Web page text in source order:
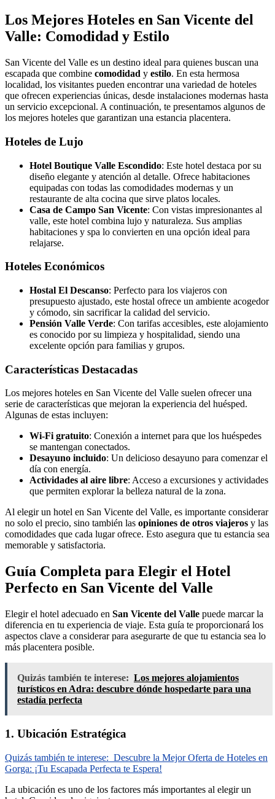
Los Mejores Hoteles en San Vicente del
Valle: Comodidad y Estilo
San Vicente del Valle es un destino ideal para quienes buscan una
escapada que combine comodidad y estilo. En esta hermosa
localidad, los visitantes pueden encontrar una variedad de hoteles
que ofrecen experiencias únicas, desde instalaciones modernas hasta
un servicio excepcional. A continuación, te presentamos algunos de
los mejores hoteles que garantizan una estancia placentera.
Hoteles de Lujo
Hotel Boutique Valle Escondido: Este hotel destaca por su
diseño elegante y atención al detalle. Ofrece habitaciones
equipadas con todas las comodidades modernas y un
restaurante de alta cocina que sirve platos locales.
Casa de Campo San Vicente: Con vistas impresionantes al
valle, este hotel combina lujo y naturaleza. Sus amplias
habitaciones y spa lo convierten en una opción ideal para
relajarse.
Hoteles Económicos
Hostal El Descanso: Perfecto para los viajeros con
presupuesto ajustado, este hostal ofrece un ambiente acogedor
y cómodo, sin sacrificar la calidad del servicio.
Pensión Valle Verde: Con tarifas accesibles, este alojamiento
es conocido por su limpieza y hospitalidad, siendo una
excelente opción para familias y grupos.
Características Destacadas
Los mejores hoteles en San Vicente del Valle suelen ofrecer una
serie de características que mejoran la experiencia del huésped.
Algunas de estas incluyen:
Wi-Fi gratuito: Conexión a internet para que los huéspedes
se mantengan conectados.
Desayuno incluido: Un delicioso desayuno para comenzar el
día con energía.
Actividades al aire libre: Acceso a excursiones y actividades
que permiten explorar la belleza natural de la zona.
Al elegir un hotel en San Vicente del Valle, es importante considerar
no solo el precio, sino también las opiniones de otros viajeros y las
comodidades que cada lugar ofrece. Esto asegura que tu estancia sea
memorable y satisfactoria.
Guía Completa para Elegir el Hotel
Perfecto en San Vicente del Valle
Elegir el hotel adecuado en San Vicente del Valle puede marcar la
diferencia en tu experiencia de viaje. Esta guía te proporcionará los
aspectos clave a considerar para asegurarte de que tu estancia sea lo
más placentera posible.
Quizás también te interese: Los mejores alojamientos
turísticos en Adra: descubre dónde hospedarte para una
estadía perfecta
1. Ubicación Estratégica
Quizás también te interese: Descubre la Mejor Oferta de Hoteles en
Gorga: ¡Tu Escapada Perfecta te Espera!
La ubicación es uno de los factores más importantes al elegir un